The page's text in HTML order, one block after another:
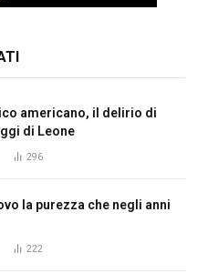
americano, il delirio di
di Leone
296
la purezza che negli anni
222